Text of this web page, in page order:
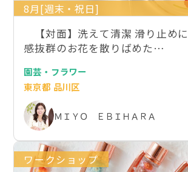
8月[週末・祝日]
【対面】洗えて清潔 滑り止め
感抜群のお花を散りばめた…
園芸・フラワー
東京都 品川区
ＭＩＹＯ ＥＢＩＨＡＲＡ
ワークショップ